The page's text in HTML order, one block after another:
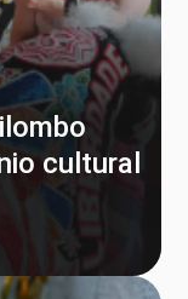
cultural